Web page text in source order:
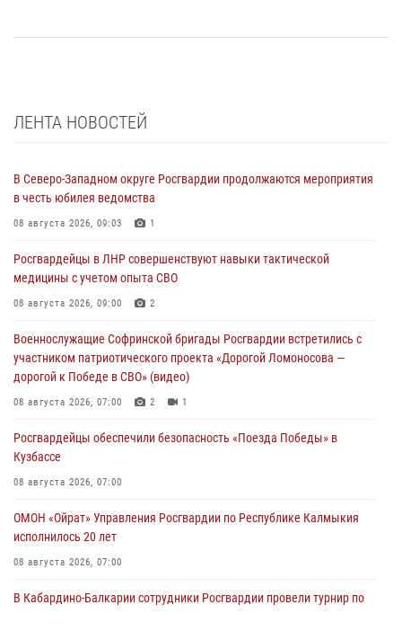
ЛЕНТА НОВОСТЕЙ
В Северо-Западном округе Росгвардии продолжаются мероприятия
в честь юбилея ведомства
08 августа 2026, 09:03 1
Росгвардейцы в ЛНР совершенствуют навыки тактической
медицины с учетом опыта СВО
08 августа 2026, 09:00 2
Военнослужащие Софринской бригады Росгвардии встретились с
участником патриотического проекта «Дорогой Ломоносова —
дорогой к Победе в СВО» (видео)
08 августа 2026, 07:00 2 1
Росгвардейцы обеспечили безопасность «Поезда Победы» в
Кузбассе
08 августа 2026, 07:00
ОМОН «Ойрат» Управления Росгвардии по Республике Калмыкия
исполнилось 20 лет
08 августа 2026, 07:00
В Кабардино-Балкарии сотрудники Росгвардии провели турнир по